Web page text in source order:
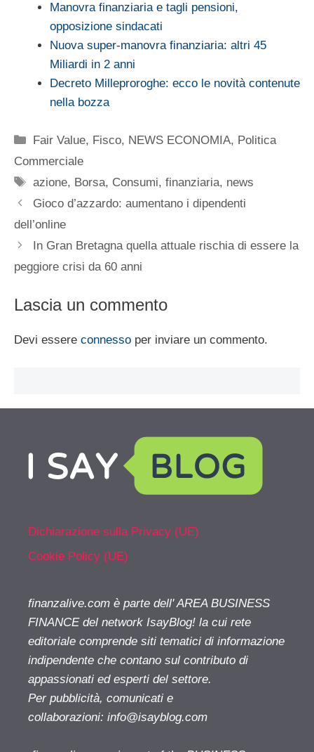
Manovra finanziaria e tagli pensioni,
opposizione sindacati
Nuova super-manovra finanziaria: altri 45
Miliardi in 2 anni
Decreto Milleproroghe: ecco le novità contenute
nella bozza
Categorie
Fair Value, Fisco, NEWS ECONOMIA, Politica
Commerciale
Tag
azione, Borsa, Consumi,finanziaria, news
Gioco d’azzardo: aumentano i dipendenti
dell’online
In Gran Bretagna quella attuale rischia di essere la
peggiore crisi da 60 anni
Lascia un commento
Devi essere connesso per inviare un commento.
Dichiarazione sulla Privacy (UE)
Cookie Policy (UE)
finanzalive.com è parte dell' AREA BUSINESS
FINANCE del network IsayBlog! la cui rete
editoriale comprende siti tematici di informazione
indipendente che contano sul contributo di
appassionati ed esperti del settore.
Per pubblicità, comunicati e
collaborazioni: info@isayblog.com